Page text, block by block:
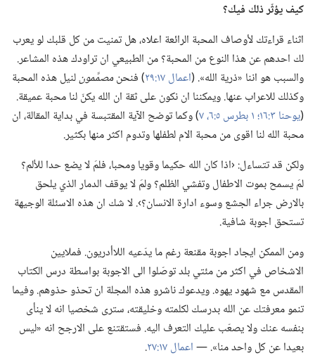
كيف يؤثّر ذلك فيك؟‏
اثناء قراءتك لأوصاف المحبة الرائعة اعلاه،‏ هل تمنيت من كل قلبك لو يعرب
لك احدهم عن هذا النوع من المحبة؟‏ من الطبيعي ان تراودك هذه المشاعر.‏
والسبب هو اننا «ذرية الله».‏ (‏اعمال ١٧:‏٢٩ ‏)‏ فنحنمصمَّمونلنيل هذه المحبة
وكذلك للاعراب عنها.‏ ويمكننا ان نكون على ثقة ان الله يكنّ لنا محبة عميقة.‏
(‏يوحنا ٣:‏١٦؛‏
‏)‏ وكما توضح الآية المقتبسة في بداية المقالة،‏ ان
محبة الله لنا اقوى من محبة الام لطفلها وتدوم اكثر منها بكثير.‏
ولكن قد تتساءل:‏ ‹اذا كان الله حكيما وقويا ومحبا،‏ فلمَ لا يضع حدا للألم؟‏
لمَ يسمح بموت الاطفال وتفشي الظلم؟‏ ولمَ لا يوقف الدمار الذي يلحق
بالارض جراء الجشع وسوء ادارة الانسان؟‏›.‏ لا شك ان هذه الاسئلة الوجيهة
تستحق اجوبة شافية.‏
ومن الممكن ايجاد اجوبة مقنعة رغم ما يدّعيه اللاأدريون.‏ فملايين
الاشخاص في اكثر من مئتي بلد توصّلوا الى الاجوبة بواسطة درس الكتاب
المقدس مع شهود يهوه.‏ ويدعوك ناشرو هذه المجلة ان تحذو حذوهم.‏ وفيما
تنمو معرفتك عن الله بدرسك لكلمته وخليقته،‏ سترى شخصيا انه لا ينأى
بنفسه عنك ولا يصعّب عليك التعرف اليه.‏ فستقتنع على الارجح انه «ليس
بعيدا عن كل واحد منا».‏ —‏اعمال ١٧:‏٢٧
‏.‏